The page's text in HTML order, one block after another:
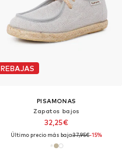
REBAJAS
PISAMONAS
Zapatos bajos
32,25€
Último precio más bajo:37,95€-15%